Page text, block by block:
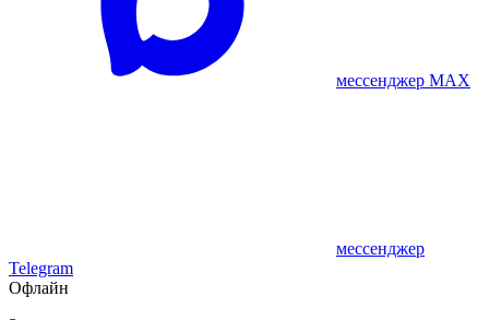
мессенджер MAX
мессенджер
Telegram
Офлайн